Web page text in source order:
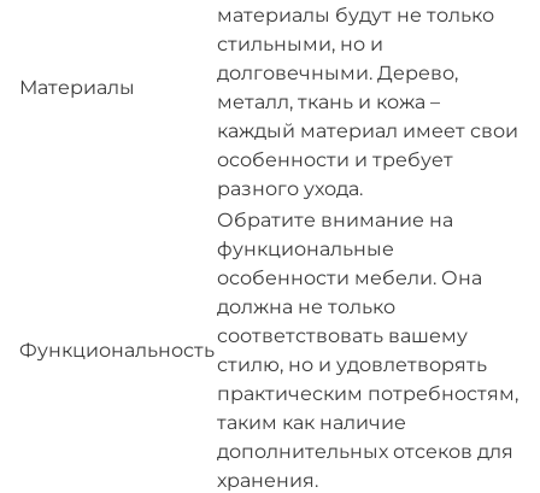
Материалы
материалы будут не только
стильными, но и
долговечными. Дерево,
металл, ткань и кожа –
каждый материал имеет свои
особенности и требует
разного ухода.
Функциональность
Обратите внимание на
функциональные
особенности мебели. Она
должна не только
соответствовать вашему
стилю, но и удовлетворять
практическим потребностям,
таким как наличие
дополнительных отсеков для
хранения.